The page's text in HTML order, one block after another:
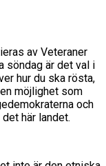
av Veteraner
söndag är det val i
hur du ska rösta,
möjlighet som
och
här landet.